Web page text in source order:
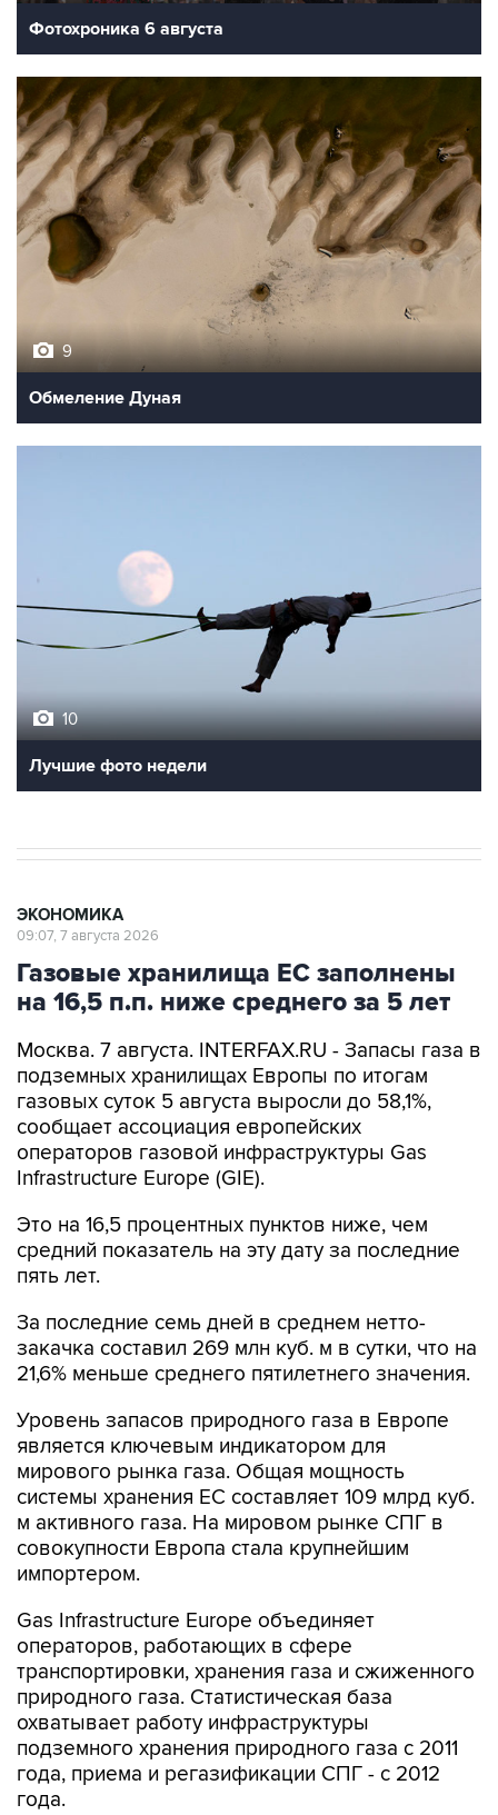
Фотохроника 6 августа
9
Обмеление Дуная
10
Лучшие фото недели
ЭКОНОМИКА
09:07, 7 августа 2026
Газовые хранилища ЕС заполнены
на 16,5 п.п. ниже среднего за 5 лет
Москва. 7 августа. INTERFAX.RU - Запасы газа в
подземных хранилищах Европы по итогам
газовых суток 5 августа выросли до 58,1%,
сообщает ассоциация европейских
операторов газовой инфраструктуры Gas
Infrastructure Europe (GIE).
Это на 16,5 процентных пунктов ниже, чем
средний показатель на эту дату за последние
пять лет.
За последние семь дней в среднем нетто-
закачка составил 269 млн куб. м в сутки, что на
21,6% меньше среднего пятилетнего значения.
Уровень запасов природного газа в Европе
является ключевым индикатором для
мирового рынка газа. Общая мощность
системы хранения ЕС составляет 109 млрд куб.
м активного газа. На мировом рынке СПГ в
совокупности Европа стала крупнейшим
импортером.
Gas Infrastructure Europe объединяет
операторов, работающих в сфере
транспортировки, хранения газа и сжиженного
природного газа. Статистическая база
охватывает работу инфраструктуры
подземного хранения природного газа с 2011
года, приема и регазификации СПГ - с 2012
года.